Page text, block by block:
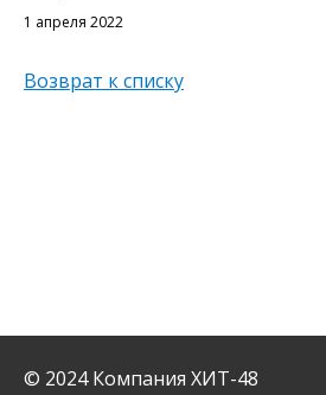
1 апреля 2022
Возврат к списку
© 2024 Компания ХИТ-48